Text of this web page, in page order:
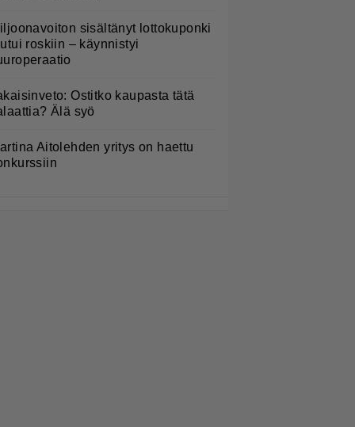
sisältänyt lottokuponki
roskiin – käynnistyi
Ostitko kaupasta tätä
Älä syö
Aitolehden yritys on haettu